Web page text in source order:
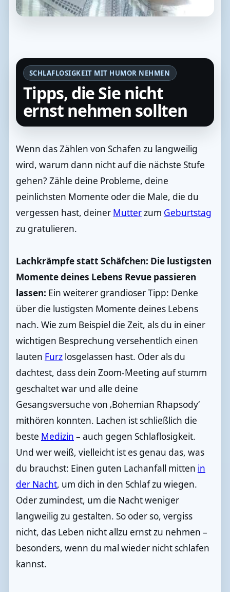
SCHLAFLOSIGKEIT MIT HUMOR NEHMEN
Tipps, die Sie nicht
ernst nehmen sollten
Wenn das Zählen von Schafen zu langweilig
wird, warum dann nicht auf die nächste Stufe
gehen? Zähle deine Probleme, deine
peinlichsten Momente oder die Male, die du
vergessen hast, deiner Mutterzum Geburtstag
zu gratulieren.
Lachkrämpfe statt Schäfchen: Die lustigsten
Momente deines Lebens Revue passieren
lassen: Ein weiterer grandioser Tipp: Denke
über die lustigsten Momente deines Lebens
nach. Wie zum Beispiel die Zeit, als du in einer
wichtigen Besprechung versehentlich einen
lauten Furzlosgelassen hast. Oder als du
dachtest, dass dein Zoom-Meeting auf stumm
geschaltet war und alle deine
Gesangsversuche von ‚Bohemian Rhapsody‘
mithören konnten. Lachen ist schließlich die
beste Medizin – auch gegen Schlaflosigkeit.
Und wer weiß, vielleicht ist es genau das, was
du brauchst: Einen guten Lachanfall mitten in
der Nacht, um dich in den Schlaf zu wiegen.
Oder zumindest, um die Nacht weniger
langweilig zu gestalten. So oder so, vergiss
nicht, das Leben nicht allzu ernst zu nehmen –
besonders, wenn du mal wieder nicht schlafen
kannst.